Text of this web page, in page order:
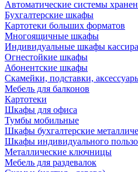
Автоматические системы
Бухгалтерские шкафы
Картотеки больших форматов
Многоящичные шкафы
Индивидуальные шкафы кассира
Огнестойкие шкафы
Абонентские шкафы
Скамейки, подставки,
Мебель для балконов
Картотеки
Шкафы для офиса
Тумбы мобильные
Шкафы бухгалтерские
Шкафы индивидуального
Металлические ключницы
Мебель для раздевалок